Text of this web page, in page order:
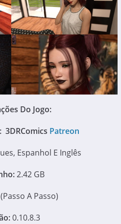
Do Jogo:
3DRComics Patreon
Espanhol E Inglês
2.42 GB
A Passo)
0.10.8.3